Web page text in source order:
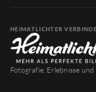
HEIMATLICHTER
Fotografie, Erlebnisse und